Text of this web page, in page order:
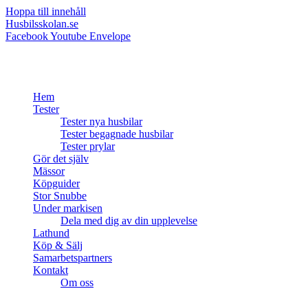
Hoppa till innehåll
Husbilsskolan.se
FacebookYoutube Envelope
Hem
Tester
Tester nya husbilar
Tester begagnade husbilar
Tester prylar
Gör det själv
Mässor
Köpguider
Stor Snubbe
Under markisen
Dela med dig av din upplevelse
Lathund
Köp & Sälj
Samarbetspartners
Kontakt
Om oss